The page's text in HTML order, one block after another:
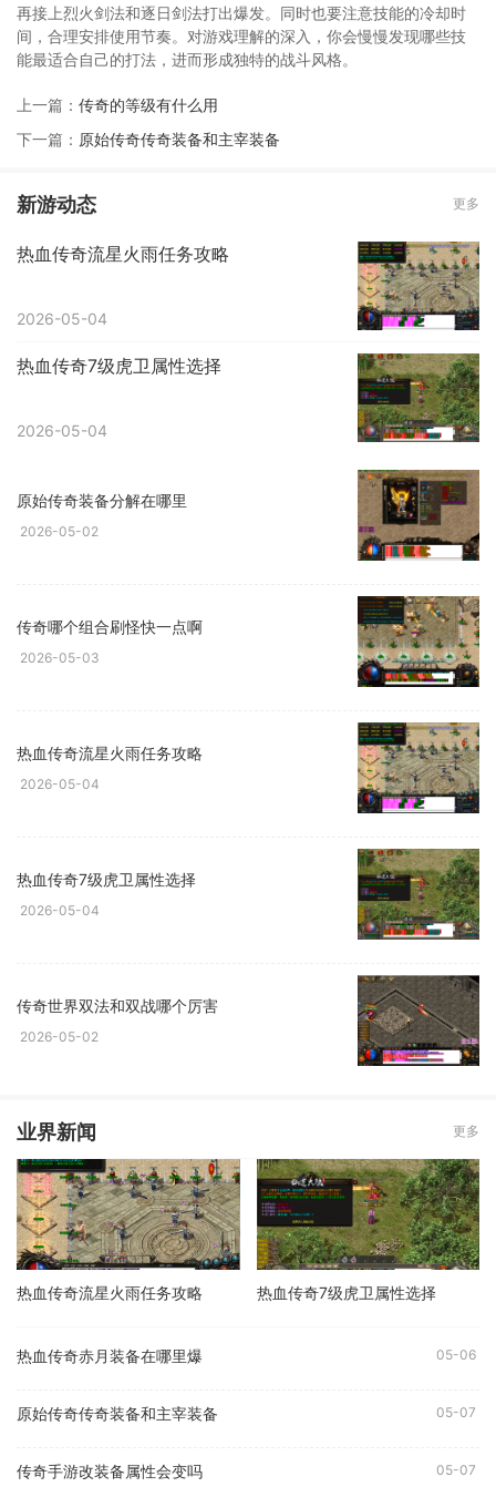
再接上烈火剑法和逐日剑法打出爆发。同时也要注意技能的冷却时
间，合理安排使用节奏。对游戏理解的深入，你会慢慢发现哪些技
能最适合自己的打法，进而形成独特的战斗风格。
上一篇： 传奇的等级有什么用
下一篇： 原始传奇传奇装备和主宰装备
新游动态 更多
热血传奇流星火雨任务攻略
2026-05-04
热血传奇7级虎卫属性选择
2026-05-04
原始传奇装备分解在哪里
2026-05-02
传奇哪个组合刷怪快一点啊
2026-05-03
热血传奇流星火雨任务攻略
2026-05-04
热血传奇7级虎卫属性选择
2026-05-04
传奇世界双法和双战哪个厉害
2026-05-02
业界新闻 更多
热血传奇流星火雨任务攻略 热血传奇7级虎卫属性选择
热血传奇赤月装备在哪里爆 05-06
原始传奇传奇装备和主宰装备 05-07
传奇手游改装备属性会变吗 05-07